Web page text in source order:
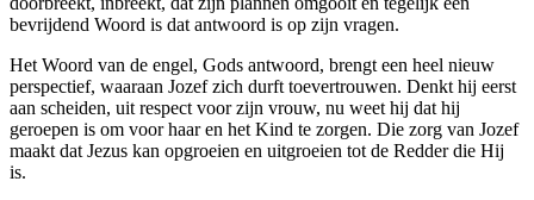
bevrijdend Woord is dat antwoord is op zijn vragen.
Het Woord van de engel, Gods antwoord, brengt een heel nieuw
perspectief, waaraan Jozef zich durft toevertrouwen. Denkt hij eerst
aan scheiden, uit respect voor zijn vrouw, nu weet hij dat hij
geroepen is om voor haar en het Kind te zorgen. Die zorg van Jozef
maakt dat Jezus kan opgroeien en uitgroeien tot de Redder die Hij
is.